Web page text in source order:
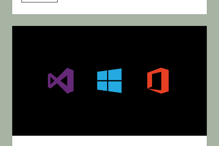
o
leggere
posta
da
C#